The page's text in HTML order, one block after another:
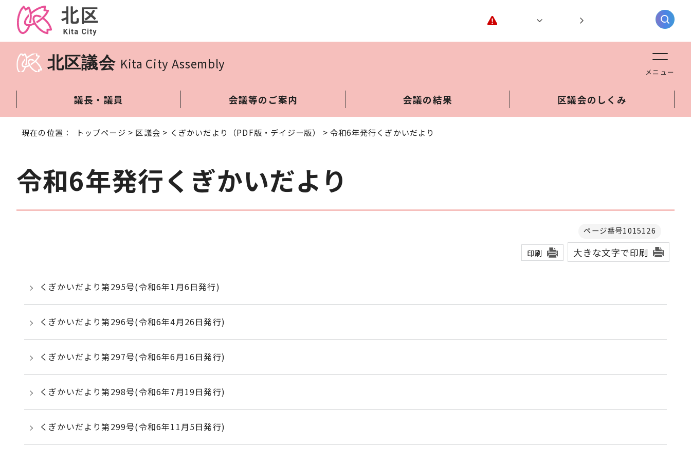
北区議会 Kita City Assembly
メニュー
議長・議員 会議等のご案内 会議の結果 区議会のしくみ
現在の位置： トップページ > 区議会 > くぎかいだより（PDF版・デイジー版） > 令和6年発行くぎかいだより
令和6年発行くぎかいだより
ページ番号1015126
印刷 大きな文字で印刷
くぎかいだより第295号(令和6年1月6日発行)
くぎかいだより第296号(令和6年4月26日発行)
くぎかいだより第297号(令和6年6月16日発行)
くぎかいだより第298号(令和6年7月19日発行)
くぎかいだより第299号(令和6年11月5日発行)